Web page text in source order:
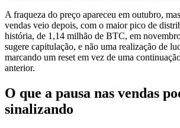
A fraqueza do preço apareceu em outubro,
vendas veio depois, com o maior pico de
história, de 1,14 milhão de BTC, em
sugere capitulação, e não uma realização de
marcando um reset em vez de uma
anterior.
O que a pausa nas vendas
sinalizando